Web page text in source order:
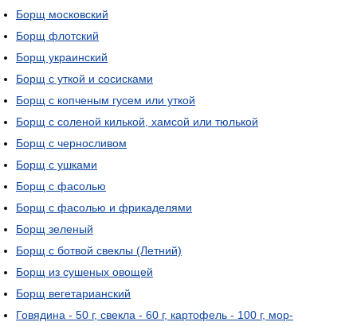
Борщ московский
Борщ флотский
Борщ украинский
Борщ с уткой и сосисками
Борщ с копченым гусем или уткой
Борщ с соленой килькой, хамсой или тюлькой
Борщ с черносливом
Борщ с ушками
Борщ с фасолью
Борщ с фасолью и фрикаделями
Борщ зеленый
Борщ с ботвой свеклы (Летний)
Борщ из сушеных овощей
Борщ вегетарианский
Говядина - 50 г, свекла - 60 г, картофель - 100 г, мор-